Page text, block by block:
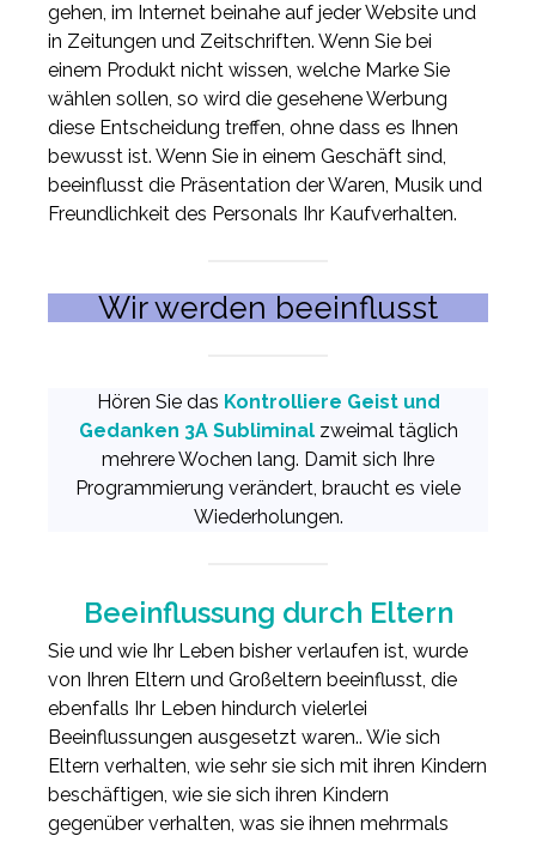
gehen, im Internet beinahe auf jeder Website und
in Zeitungen und Zeitschriften. Wenn Sie bei
einem Produkt nicht wissen, welche Marke Sie
wählen sollen, so wird die gesehene Werbung
diese Entscheidung treffen, ohne dass es Ihnen
bewusst ist. Wenn Sie in einem Geschäft sind,
beeinflusst die Präsentation der Waren, Musik und
Freundlichkeit des Personals Ihr Kaufverhalten.
Wir werden beeinflusst
Hören Sie das Kontrolliere Geist und
Gedanken 3A Subliminalzweimal täglich
mehrere Wochen lang. Damit sich Ihre
Programmierung verändert, braucht es viele
Wiederholungen.
Beeinflussung durch Eltern
Sie und wie Ihr Leben bisher verlaufen ist, wurde
von Ihren Eltern und Großeltern beeinflusst, die
ebenfalls Ihr Leben hindurch vielerlei
Beeinflussungen ausgesetzt waren.. Wie sich
Eltern verhalten, wie sehr sie sich mit ihren Kindern
beschäftigen, wie sie sich ihren Kindern
gegenüber verhalten, was sie ihnen mehrmals